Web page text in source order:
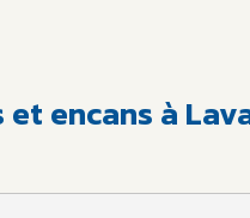
et encans à